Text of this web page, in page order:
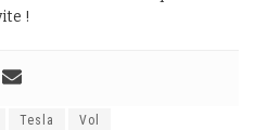
!
Tesla Vol